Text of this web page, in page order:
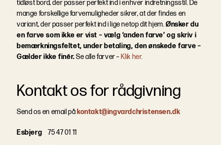
tidløst bord, der passer perfekt ind i enhver indretningsstil. De
mange forskellige farvemuligheder sikrer, at der findes en
variant, der passer perfekt ind i lige netop dit hjem.Ønsker du
en farve som ikke er vist – vælg ‘anden farve’ og skriv i
bemærkningsfeltet, under betaling, den ønskede farve –
Gælder ikke finér.Se alle farver – Klik her.
Kontakt os for rådgivning
Send os en email på kontakt@ingvardchristensen.dk
Esbjerg
75 47 01 11